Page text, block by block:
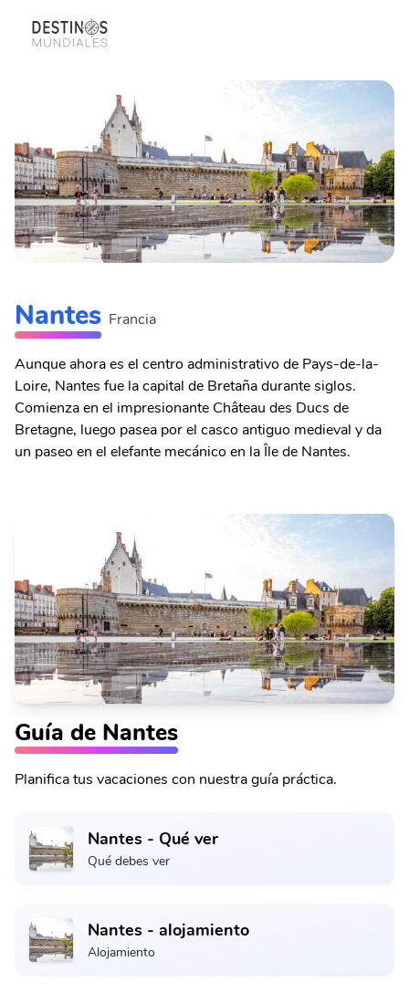
Nantes Francia
Aunque ahora es el centro administrativo de Pays-de-la-
Loire, Nantes fue la capital de Bretaña durante siglos.
Comienza en el impresionante Château des Ducs de
Bretagne, luego pasea por el casco antiguo medieval y da
un paseo en el elefante mecánico en la Île de Nantes.
Guía de Nantes
Planifica tus vacaciones con nuestra guía práctica.
Nantes - Qué ver
Qué debes ver
Nantes - alojamiento
Alojamiento